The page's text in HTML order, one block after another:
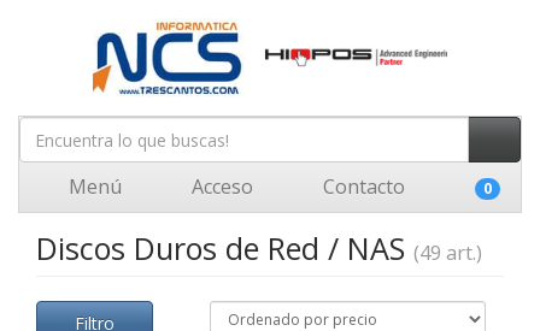
Menú Acceso Contacto 0
Discos Duros de Red / NAS (49 art.)
Filtro